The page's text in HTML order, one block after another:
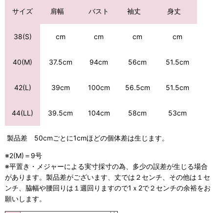
サイズ 肩幅 バスト 袖丈 身丈
38(S) cm cm cm cm
40(M) 37.5cm 94cm 56cm 51.5cm
42(L) 39cm 100cm 56.5cm 51.5cm
44(LL) 39.5cm 104cm 58cm 53cm
製品差 50cmごとに1cmほどの個体差は生じます。
※2(M)＝9号
※平置き・メジャーによる実寸採寸の為、多少の誤差が生じる場合
があります。製品差がございます、丈では２センチ、その他は１セ
ンチ、脇幅や腰回りは１週回りますので1ｘ2で２センチの余裕をお
願いします。